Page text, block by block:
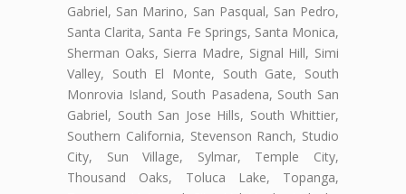
Gabriel, San Marino, San Pasqual, San Pedro,
Santa Clarita, Santa Fe Springs, Santa Monica,
Sherman Oaks, Sierra Madre, Signal Hill, Simi
Valley, South El Monte, South Gate, South
Monrovia Island, South Pasadena, South San
Gabriel, South San Jose Hills, South Whittier,
Southern California, Stevenson Ranch, Studio
City, Sun Village, Sylmar, Temple City,
Thousand Oaks, Toluca Lake, Topanga,